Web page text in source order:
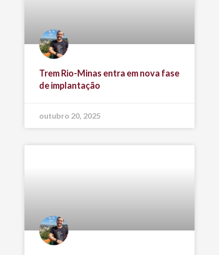
Trem Rio-Minas entra em nova fase
de implantação
outubro 20, 2025